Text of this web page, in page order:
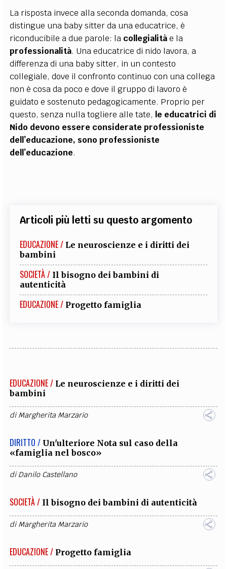
La risposta invece alla seconda domanda, cosa
distingue una baby sitter da una educatrice, è
riconducibile a due parole: la collegialitàe la
professionalità. Una educatrice di nido lavora, a
differenza di una baby sitter, in un contesto
collegiale, dove il confronto continuo con una collega
non è cosa da poco e dove il gruppo di lavoro è
guidato e sostenuto pedagogicamente. Proprio per
questo, senza nulla togliere alle tate, le educatrici di
Nido devono essere considerate professioniste
dell’educazione, sono professioniste
dell’educazione.
Articoli più letti su questo argomento
EDUCAZIONE / Le neuroscienze e i diritti dei
bambini
SOCIETÀ / Il bisogno dei bambini di
autenticità
EDUCAZIONE / Progetto famiglia
EDUCAZIONE / Le neuroscienze e i diritti dei
bambini
diMargherita Marzario
DIRITTO / Un'ulteriore Nota sul caso della
«famiglia nel bosco»
diDanilo Castellano
SOCIETÀ / Il bisogno dei bambini di autenticità
diMargherita Marzario
EDUCAZIONE / Progetto famiglia